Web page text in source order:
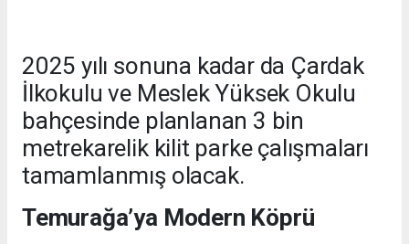
2025 yılı sonuna kadar da Çardak
İlkokulu ve Meslek Yüksek Okulu
bahçesinde planlanan 3 bin
metrekarelik kilit parke çalışmaları
tamamlanmış olacak.
Temurağa’ya Modern Köprü